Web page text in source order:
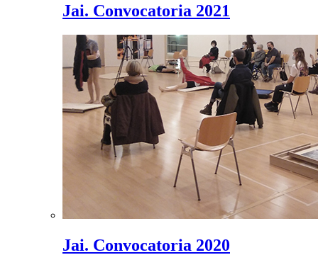
Jai. Convocatoria 2021
Jai. Convocatoria 2020